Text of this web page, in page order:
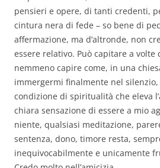
pensieri e opere, di tanti credenti,
cintura nera di fede – so bene di
affermazione, ma d’altronde, non
essere relativo. Può capitare a
nemmeno capire come, in una
immergermi finalmente nel
condizione di spiritualità che eleva
chiara sensazione di essere a mio
niente, qualsiasi meditazione,
sentenza, dono, timore resta,
inequivocabilmente e unicamente